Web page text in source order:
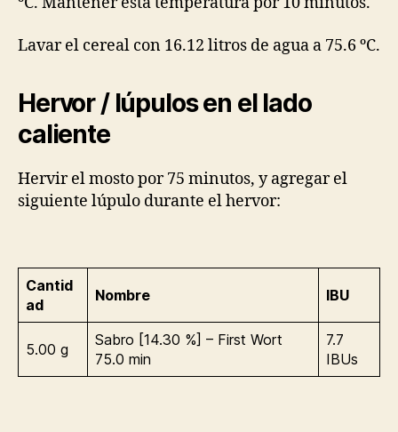
Lavar el cereal con 16.12 litros de agua a 75.6 ºC.
Hervor / lúpulos en el lado
caliente
Hervir el mosto por 75 minutos, y agregar el
siguiente lúpulo durante el hervor:
Cantid
ad
Nombre IBU
5.00 g
Sabro [14.30 %] – First Wort
75.0 min
7.7
IBUs